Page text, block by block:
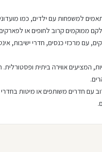
למשפחות עם ילדים, כמו
ממוקמים קרוב לחופים או
עם מרכזי כנסים, חדרי ישיבות,
המציעים אווירה ביתית
עם חדרים משותפים או מיטות